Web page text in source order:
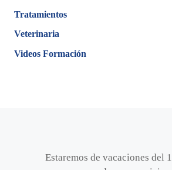
Tratamientos
Veterinaria
Videos Formación
Estaremos de vacaciones del